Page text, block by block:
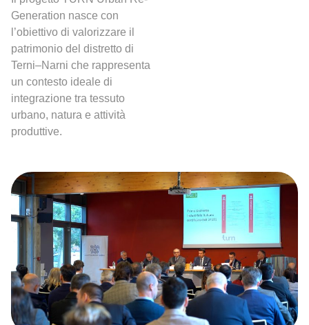
Generation nasce con
l’obiettivo di valorizzare il
patrimonio del distretto di
Terni–Narni che rappresenta
un contesto ideale di
integrazione tra tessuto
urbano, natura e attività
produttive.